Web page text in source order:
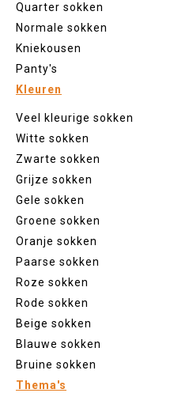
Quarter sokken
Normale sokken
Kniekousen
Panty's
Kleuren
Veel kleurige sokken
Witte sokken
Zwarte sokken
Grijze sokken
Gele sokken
Groene sokken
Oranje sokken
Paarse sokken
Roze sokken
Rode sokken
Beige sokken
Blauwe sokken
Bruine sokken
Thema's